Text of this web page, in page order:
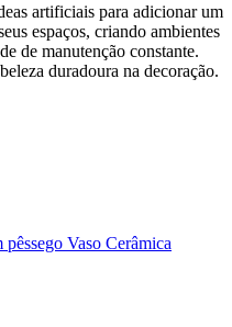
artificiais para adicionar um
espaços, criando ambientes
de manutenção constante.
duradoura na decoração.